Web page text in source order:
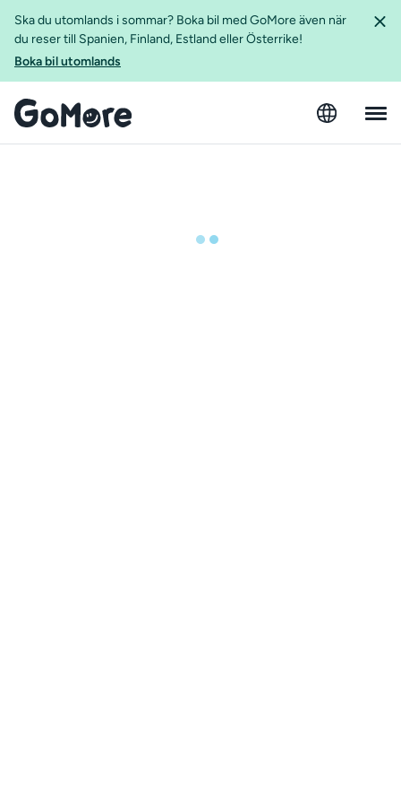
Ska du utomlands i sommar? Boka bil med GoMore även när
du reser till Spanien, Finland, Estland eller Österrike!
Boka bil utomlands